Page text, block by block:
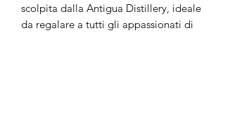
scolpita dalla Antigua Distillery, ideale
da regalare a tutti gli appassionati di